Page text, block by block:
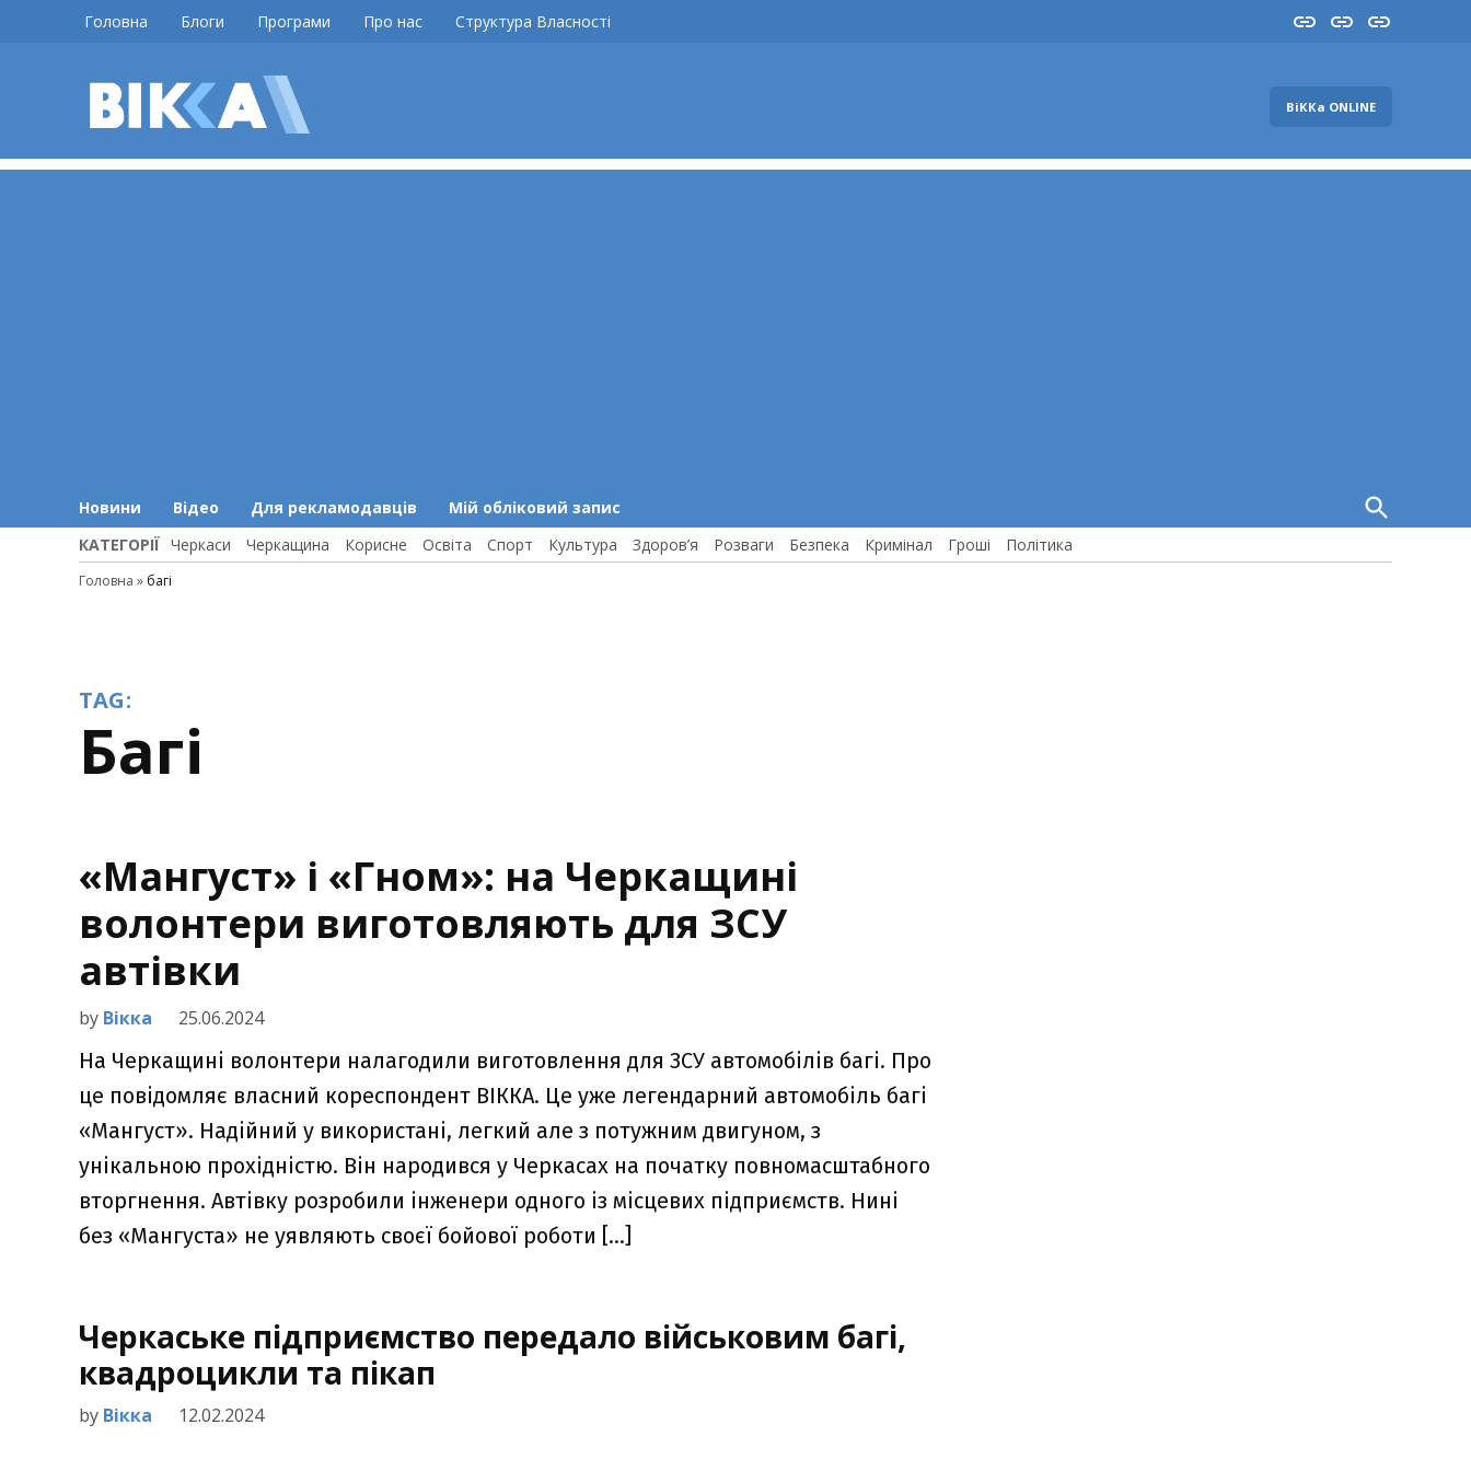
Головна Блоги Програми Про нас Структура Власності InstaYouTube
FB
ВіККа ONLINE
Новини Відео Для рекламодавців Мій обліковий запис
Open
Search
КАТЕГОРІЇ Черкаси Черкащина Корисне Освіта Спорт Культура Здоров’я Розваги Безпека Кримінал Гроші Політика
Головна » багі
TAG:
багі
«Мангуст» і «Гном»: на Черкащині
волонтери виготовляють для ЗСУ
автівки
by Вікка 25.06.2024
На Черкащині волонтери налагодили виготовлення для ЗСУ автомобілів багі. Про
це повідомляє власний кореспондент ВІККА. Це уже легендарний автомобіль багі
«Мангуст». Надійний у використані, легкий але з потужним двигуном, з
унікальною прохідністю. Він народився у Черкасах на початку повномасштабного
вторгнення. Автівку розробили інженери одного із місцевих підприємств. Нині
без «Мангуста» не уявляють своєї бойової роботи […]
Черкаське підприємство передало військовим багі,
квадроцикли та пікап
by Вікка 12.02.2024